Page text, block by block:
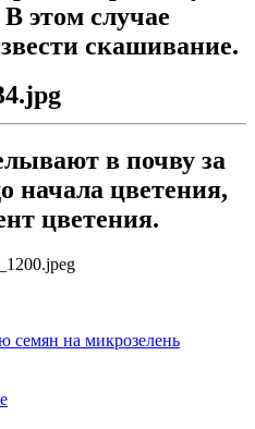
этом случае
скашивание.
в почву за
начала цветения,
цветения.
семян на микрозелень